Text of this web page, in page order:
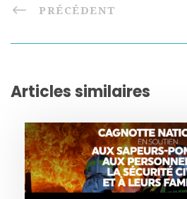
PRÉCÉDENT
Articles similaires